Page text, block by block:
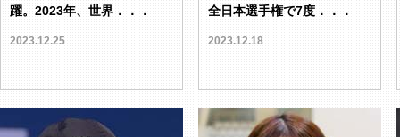
躍。2023年、世界．．．
2023.12.25
全日本選手権で7度．．．
2023.12.18